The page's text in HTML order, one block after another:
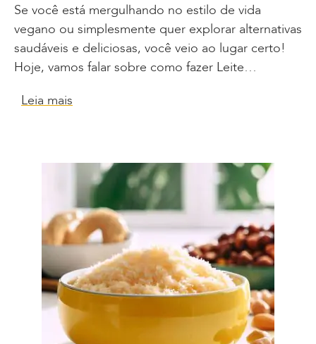
Se você está mergulhando no estilo de vida
vegano ou simplesmente quer explorar alternativas
saudáveis e deliciosas, você veio ao lugar certo!
Hoje, vamos falar sobre como fazer Leite…
Leia mais